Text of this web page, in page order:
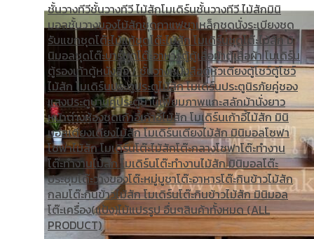
ชั้นวางทีวีชั้นวางทีวี ไม้สักโมเดิร์นชั้นวางทีวี ไม้สักมินิ
มอลชั้นวางของไม้สักชุดกาแฟขาเหล็กชุดนั่งระเบียงชุด
รับแขกชุดโต๊ะไม้แท้ชุดโต๊ะไม้สัก โมเดิร์นชุดโต๊ะไม้สัก มิ
นิมอลชุดโต๊ะบาร์ชุดโต๊ะอาหารตู้ตู้เสื้อผ้าตู้เสื้อผ้า โมเดิร์น
ตู้รองเท้าตู้หนังสือ / ชั้นวางหนังสือตู้หัวเตียงตู้โชว์ตู้โชว์
ไม้สัก โมเดิร์นประตูประตูไม้สัก โมเดิร์นประตูนิรภัยคู่ชอง
แสงประตูบานคู่ประตูบานเฟี้ยมภาพแกะสลักม้านั่งยาว
หน้าต่างห้องชุดเก้าอี้เก้าอี้ไม้สัก โมเดิร์นเก้าอี้ไม้สัก มินิ
มอลเตียงเตียงไม้สัก โมเดิร์นเตียงไม้สัก มินิมอลโซฟา
โซฟาไม้สัก โมเดิร์นโต๊ะไม้สักโต๊ะกลางโซฟาโต๊ะทำงาน
โต๊ะทํางานไม้สัก โมเดิร์นโต๊ะทำงานไม้สัก มินิมอลโต๊ะ
ประชุมโต๊ะวางของโต๊ะหมู่บูชาโต๊ะอาหารโต๊ะกินข้าวไม้สัก
กลมโต๊ะกินข้าวไม้สัก โมเดิร์นโต๊ะกินข้าวไม้สัก มินิมอล
โต๊ะเครื่อง(แป้ง)ไม้แปรรูป อื่นๆสินค้าทั้งหมด (ALL
PRODUCT)